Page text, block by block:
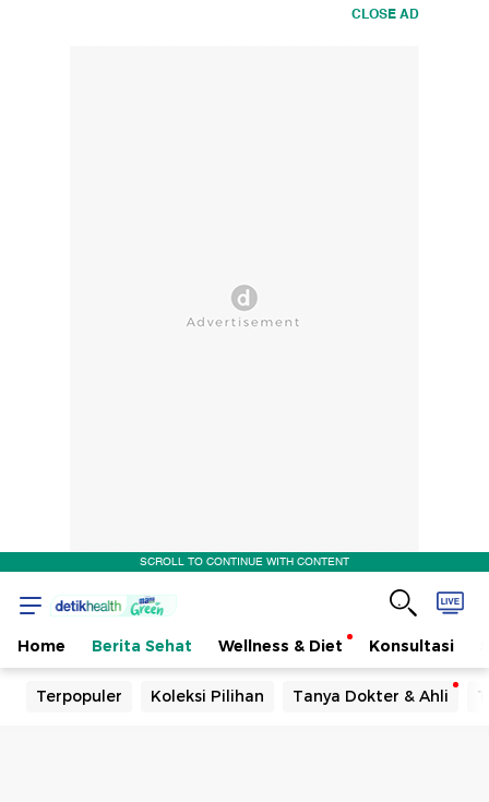
CLOSE AD
SCROLL TO CONTINUE WITH CONTENT
Home Berita Sehat Wellness & Diet Konsultasi
Terpopuler Koleksi Pilihan Tanya Dokter & Ahli